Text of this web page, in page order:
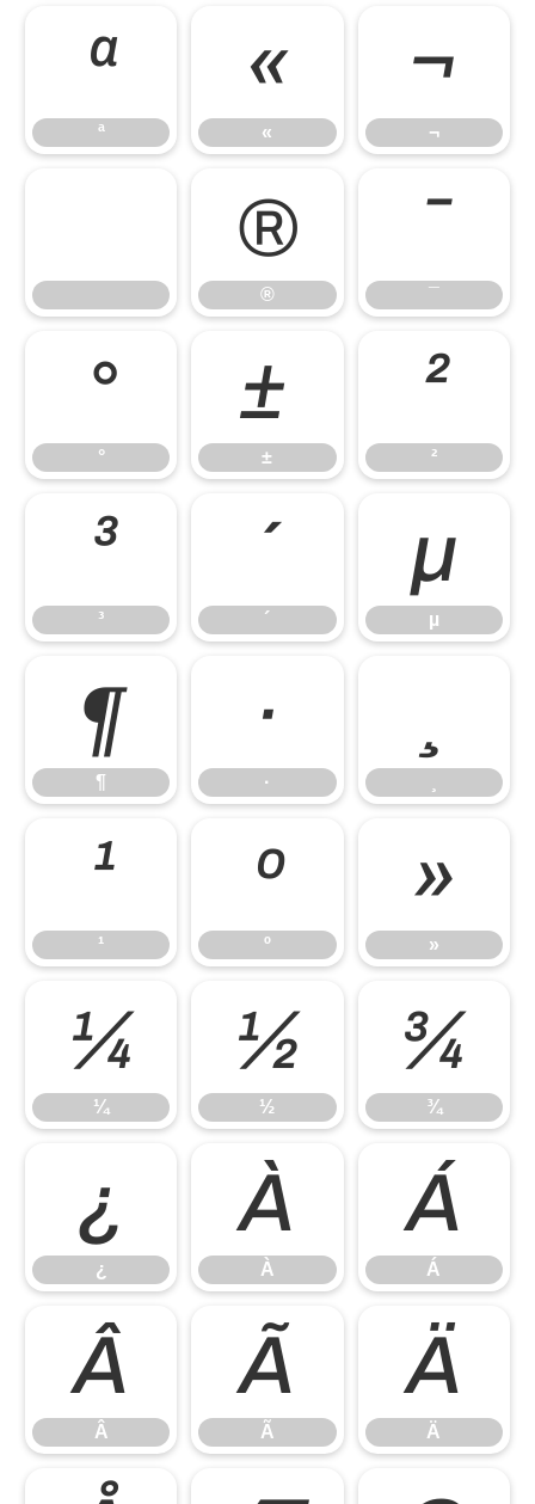
ª
ª
«
«
¬
¬
®
®
¯
¯
°
°
±
±
²
²
³
³
´
´
µ
µ
¶
¶
·
·
¹
¹
º
º
»
»
¼
¼
½
½
¾
¾
¿
¿
À
À
Á
Á
Â
Â
Ã
Ã
Ä
Ä